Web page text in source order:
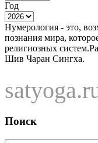
Год
Нумерология - это,
познания мира,
религиозных
Шив Чаран Сингха.
Поиск